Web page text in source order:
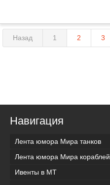
Назад 1 2 3
Навигация
Лента юмора Мира танков
Лента юмора Мира кораблей
Ивенты в МТ